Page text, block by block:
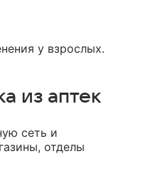
у взрослых.
из аптек
сеть и
отделы